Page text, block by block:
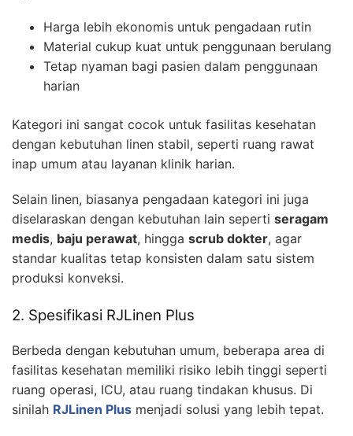
Harga lebih ekonomis untuk pengadaan rutin
Material cukup kuat untuk penggunaan berulang
Tetap nyaman bagi pasien dalam penggunaan
harian
Kategori ini sangat cocok untuk fasilitas kesehatan
dengan kebutuhan linen stabil, seperti ruang rawat
inap umum atau layanan klinik harian.
Selain linen, biasanya pengadaan kategori ini juga
diselaraskan dengan kebutuhan lain seperti seragam
medis, baju perawat, hingga scrub dokter, agar
standar kualitas tetap konsisten dalam satu sistem
produksi konveksi.
2. Spesifikasi RJLinen Plus
Berbeda dengan kebutuhan umum, beberapa area di
fasilitas kesehatan memiliki risiko lebih tinggi seperti
ruang operasi, ICU, atau ruang tindakan khusus. Di
sinilah RJLinen Plus menjadi solusi yang lebih tepat.